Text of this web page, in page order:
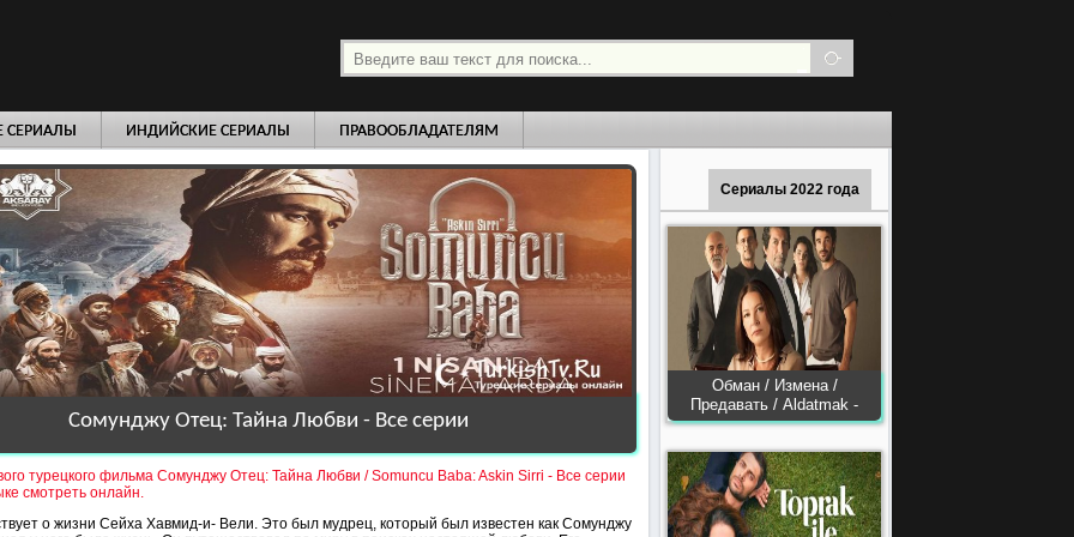
СЕРИАЛЫ ИНДИЙСКИЕ СЕРИАЛЫ ПРАВООБЛАДАТЕЛЯМ
Сериалы 2022 года
Обман / Измена /
Предавать / Aldatmak -
Сомунджу Отец: Тайна Любви - Все серии
турецкого фильма Сомунджу Отец: Тайна Любви / Somuncu Baba: Askin Sirri - Все серии
смотреть онлайн.
о жизни Сейха Хавмид-и- Вели. Это был мудрец, который был известен как Сомунджу